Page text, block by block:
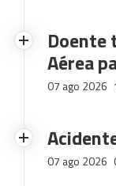
Doente
Aérea
07 ago 2026
07 ago 2026